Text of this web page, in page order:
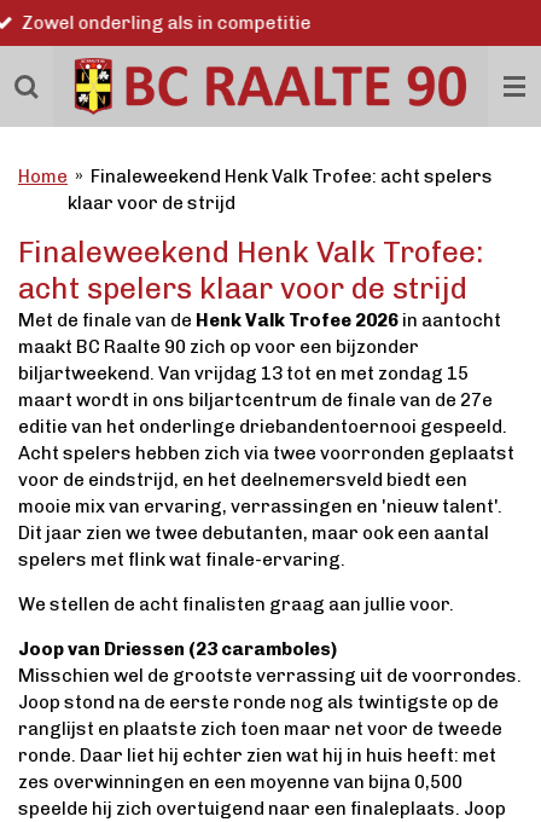
Ga
direct
naar
hoofdinhoud
Word ook lid
Home » Finaleweekend Henk Valk Trofee: acht spelers
klaar voor de strijd
Finaleweekend Henk Valk Trofee:
acht spelers klaar voor de strijd
Met de finale van de Henk Valk Trofee 2026 in aantocht
maakt BC Raalte 90 zich op voor een bijzonder
biljartweekend. Van vrijdag 13 tot en met zondag 15
maart wordt in ons biljartcentrum de finale van de 27e
editie van het onderlinge driebandentoernooi gespeeld.
Acht spelers hebben zich via twee voorronden geplaatst
voor de eindstrijd, en het deelnemersveld biedt een
mooie mix van ervaring, verrassingen en 'nieuw talent'.
Dit jaar zien we twee debutanten, maar ook een aantal
spelers met flink wat finale-ervaring.
We stellen de acht finalisten graag aan jullie voor.
Joop van Driessen (23 caramboles)
Misschien wel de grootste verrassing uit de voorrondes.
Joop stond na de eerste ronde nog als twintigste op de
ranglijst en plaatste zich toen maar net voor de tweede
ronde. Daar liet hij echter zien wat hij in huis heeft: met
zes overwinningen en een moyenne van bijna 0,500
speelde hij zich overtuigend naar een finaleplaats. Joop